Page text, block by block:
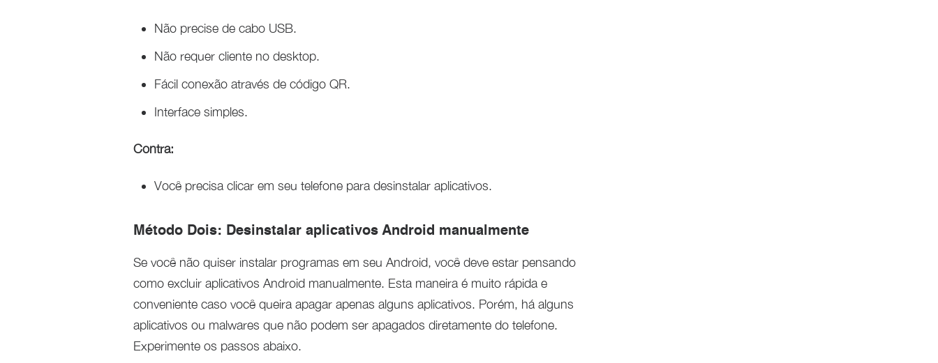
Não precise de cabo USB.
Não requer cliente no desktop.
Fácil conexão através de código QR.
Interface simples.
Contra:
Você precisa clicar em seu telefone para desinstalar aplicativos.
Método Dois: Desinstalar aplicativos Android manualmente
Se você não quiser instalar programas em seu Android, você deve estar pensando
como excluir aplicativos Android manualmente. Esta maneira é muito rápida e
conveniente caso você queira apagar apenas alguns aplicativos. Porém, há alguns
aplicativos ou malwares que não podem ser apagados diretamente do telefone.
Experimente os passos abaixo.